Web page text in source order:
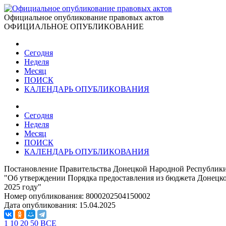
Официальное опубликование правовых актов
ОФИЦИАЛЬНОЕ ОПУБЛИКОВАНИЕ
Сегодня
Неделя
Месяц
ПОИСК
КАЛЕНДАРЬ ОПУБЛИКОВАНИЯ
Сегодня
Неделя
Месяц
ПОИСК
КАЛЕНДАРЬ ОПУБЛИКОВАНИЯ
Постановление Правительства Донецкой Народной
"Об утверждении Порядка предоставления из бюджета
2025 году"
Номер опубликования: 8000202504150002
Дата опубликования: 15.04.2025
1 10 20 50 ВСЕ